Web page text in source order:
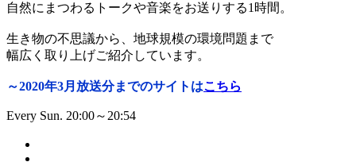
自然にまつわるトークや音楽をお送りする1時間。
生き物の不思議から、地球規模の環境問題まで
幅広く取り上げご紹介しています。
～2020年3月放送分までのサイトはこちら
Every Sun. 20:00～20:54